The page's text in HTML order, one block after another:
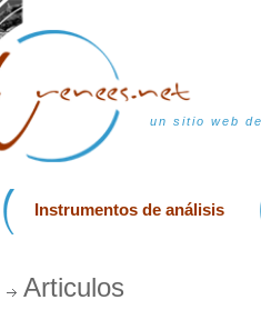
un sitio web
Instrumentos de análisis
Articulos